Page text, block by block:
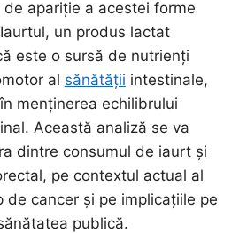
apariție a acestei forme
un produs lactat
este o sursă de nutrienți
al sănătății intestinale,
menținerea echilibrului
Această analiză se va
dintre consumul de iaurt și
pe contextul actual al
de cancer și pe implicațiile pe
publică.